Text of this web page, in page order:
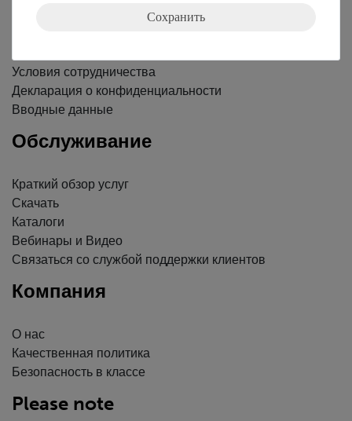
Условия сотрудничества
Декларация о конфиденциальности
Вводные данные
Обслуживание
Краткий обзор услуг
Скачать
Каталоги
Вебинары и Видео
Связаться со службой поддержки клиентов
Компания
О нас
Качественная политика
Безопасность в классе
Please note
Сохранить